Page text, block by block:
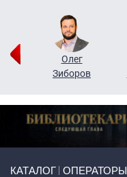
Олег
Зиборов
КАТАЛОГ ОПЕРАТОРЫ